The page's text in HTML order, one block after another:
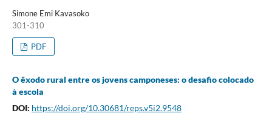
Simone Emi Kavasoko
301-310
PDF
O êxodo rural entre os jovens camponeses: o desafio colocado
à escola
DOI: https://doi.org/10.30681/reps.v5i2.9548